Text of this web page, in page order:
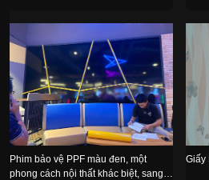
Phim bảo vệ PPF màu đen, một
phong cách nội thất khác biệt, sang